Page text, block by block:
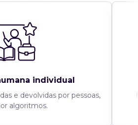
individual
e devolvidas por pessoas,
algoritmos.